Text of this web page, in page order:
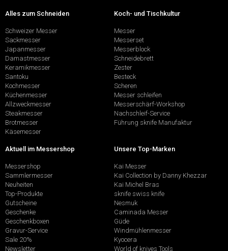
Alles zum Schneiden
Schweizer Messer
Sackmesser
Japanmesser
Damastmesser
Keramikmesser
Santoku
Kochmesser
Küchenmesser
Allzweckmesser
Steakmesser
Brotmesser
Käsemesser
Koch- und Tischkultur
Messer
Messerset
Messerblock
Schneidebrett
Zester
Besteck
Scheren
Messer schleifen
Messerschärf-Workshop
Nachschleif-Service
Führung sknife Manufaktur
Aktuell im Messershop
Messershop
Sammlermesser
Neuheiten
Top-Produkte
Gutscheine
Geschenke
Geschenkboxen
Gravur-Service
Sale 20%
Newsletter
Unsere Top-Marken
Kai Messer
Kai Collection by Danny Khezzar
Kai Michel Bras
sknife swiss knife
Nesmuk
Caminada Messer
Güde
Windmühlenmesser
Kyocera
World of knives Tools